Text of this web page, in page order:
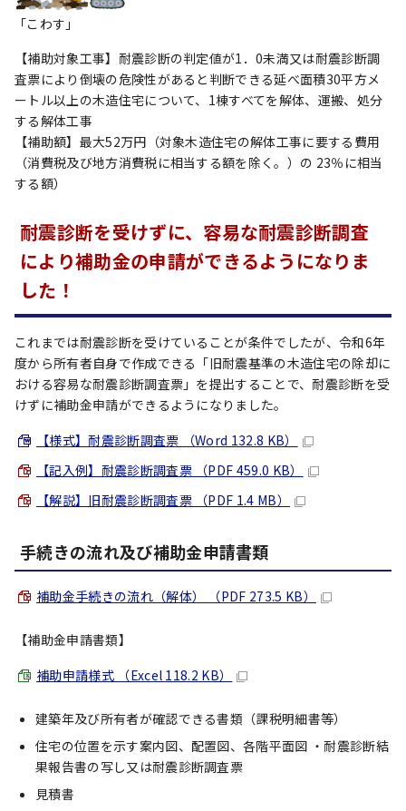
「こわす」
【補助対象工事】耐震診断の判定値が1．0未満又は耐震診断調
査票により倒壊の危険性があると判断できる延べ面積30平方メ
ートル以上の木造住宅について、1棟すべてを解体、運搬、処分
する解体工事
【補助額】最大52万円（対象木造住宅の解体工事に要する費用
（消費税及び地方消費税に相当する額を除く。）の 23％に相当
する額）
耐震診断を受けずに、容易な耐震診断調査
により補助金の申請ができるようになりま
した！
これまでは耐震診断を受けていることが条件でしたが、令和6年
度から所有者自身で作成できる「旧耐震基準の木造住宅の除却に
おける容易な耐震診断調査票」を提出することで、耐震診断を受
けずに補助金申請ができるようになりました。
【様式】耐震診断調査票 （Word 132.8 KB）
【記入例】耐震診断調査票 （PDF 459.0 KB）
【解説】旧耐震診断調査票 （PDF 1.4 MB）
手続きの流れ及び補助金申請書類
補助金手続きの流れ（解体） （PDF 273.5 KB）
【補助金申請書類】
補助申請様式 （Excel 118.2 KB）
建築年及び所有者が確認できる書類（課税明細書等）
住宅の位置を示す案内図、配置図、各階平面図 ・耐震診断結
果報告書の写し又は耐震診断調査票
見積書